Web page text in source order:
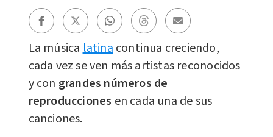
La música latina continua creciendo,
cada vez se ven más artistas reconocidos
y con grandes números de
reproducciones en cada una de sus
canciones.